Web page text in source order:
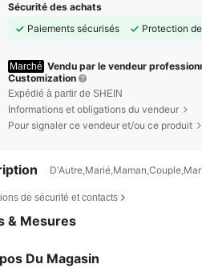
Sécurité des achats
Paiements sécurisés
Protection
Marché Vendu par le vendeur
Customization
Expédié à partir de SHEIN
Informations et obligations du vendeur
Pour signaler ce vendeur et/ou ce produit
de sécurité et contacts
& Mesures
Du Magasin
4,62